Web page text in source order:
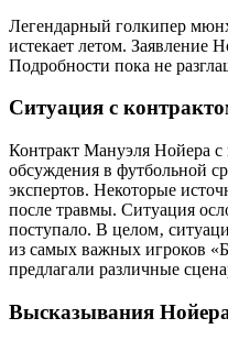
Легендарный голкипер
истекает летом. Заявление
Подробности пока не
Ситуация с
Контракт Мануэля Нойера с
обсуждения в футбольной
экспертов. Некоторые
после травмы. Ситуация
поступало. В целом‚
из самых важных игроков
предлагали различные
Высказывания